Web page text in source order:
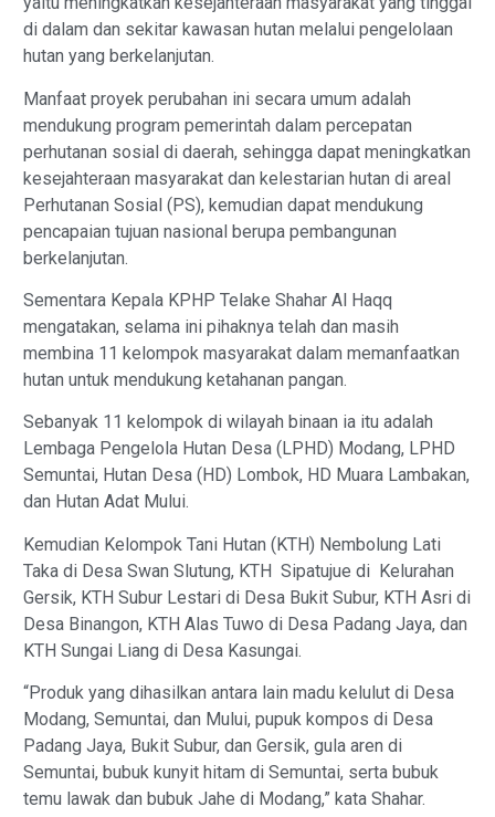
di dalam dan sekitar kawasan hutan melalui pengelolaan
hutan yang berkelanjutan.
Manfaat proyek perubahan ini secara umum adalah
mendukung program pemerintah dalam percepatan
perhutanan sosial di daerah, sehingga dapat meningkatkan
kesejahteraan masyarakat dan kelestarian hutan di areal
Perhutanan Sosial (PS), kemudian dapat mendukung
pencapaian tujuan nasional berupa pembangunan
berkelanjutan.
Sementara Kepala KPHP Telake Shahar Al Haqq
mengatakan, selama ini pihaknya telah dan masih
membina 11 kelompok masyarakat dalam memanfaatkan
hutan untuk mendukung ketahanan pangan.
Sebanyak 11 kelompok di wilayah binaan ia itu adalah
Lembaga Pengelola Hutan Desa (LPHD) Modang, LPHD
Semuntai, Hutan Desa (HD) Lombok, HD Muara Lambakan,
dan Hutan Adat Mului.
Kemudian Kelompok Tani Hutan (KTH) Nembolung Lati
Taka di Desa Swan Slutung, KTH Sipatujue di Kelurahan
Gersik, KTH Subur Lestari di Desa Bukit Subur, KTH Asri di
Desa Binangon, KTH Alas Tuwo di Desa Padang Jaya, dan
KTH Sungai Liang di Desa Kasungai.
“Produk yang dihasilkan antara lain madu kelulut di Desa
Modang, Semuntai, dan Mului, pupuk kompos di Desa
Padang Jaya, Bukit Subur, dan Gersik, gula aren di
Semuntai, bubuk kunyit hitam di Semuntai, serta bubuk
temu lawak dan bubuk Jahe di Modang,” kata Shahar.